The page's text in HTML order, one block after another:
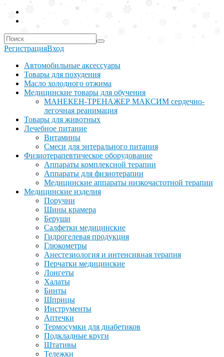
РегистрацияВход
Автомобильные аксессуары
Товары для похудения
Масло холодного отжима
Медицинские товары для обучения
МАНЕКЕН-ТРЕНАЖЕР МАКСИМ сердечно-
легочная реанимация
Товары для животных
Лечебное питание
Витамины
Смеси для энтерального питания
Физиотерапевтическое оборудование
Аппараты комплексной терапии
Аппараты для физиотерапии
Медицинские аппараты низкочастотной терапии
Медицинские изделия
Поручни
Шины крамера
Беруши
Салфетки медицинские
Гидрогелевая продукция
Глюкометры
Анестезиология и интенсивная терапия
Перчатки медицинские
Лонгеты
Халаты
Бинты
Шприцы
Инструменты
Аптечки
Термосумки для диабетиков
Подкладные круги
Штативы
Тележки